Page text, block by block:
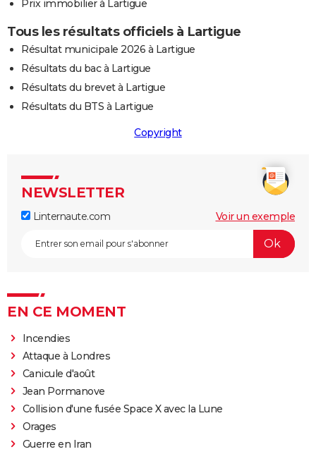
Prix immobilier à Lartigue
Tous les résultats officiels à Lartigue
Résultat municipale 2026 à Lartigue
Résultats du bac à Lartigue
Résultats du brevet à Lartigue
Résultats du BTS à Lartigue
Copyright
NEWSLETTER
Linternaute.com Voir un exemple
EN CE MOMENT
Incendies
Attaque à Londres
Canicule d'août
Jean Pormanove
Collision d'une fusée Space X avec la Lune
Orages
Guerre en Iran